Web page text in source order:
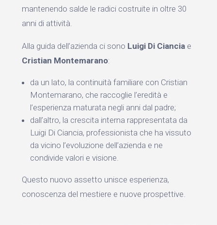
mantenendo salde le radici costruite in oltre 30
anni di attività.
Alla guida dell’azienda ci sono Luigi Di Cianciae
Cristian Montemarano:
da un lato, la continuità familiare con Cristian
Montemarano, che raccoglie l’eredità e
l’esperienza maturata negli anni dal padre;
dall’altro, la crescita interna rappresentata da
Luigi Di Ciancia, professionista che ha vissuto
da vicino l’evoluzione dell’azienda e ne
condivide valori e visione.
Questo nuovo assetto unisce esperienza,
conoscenza del mestiere e nuove prospettive.